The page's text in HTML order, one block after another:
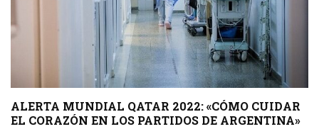
ALERTA MUNDIAL QATAR 2022: «CÓMO CUIDAR
EL CORAZÓN EN LOS PARTIDOS DE ARGENTINA»